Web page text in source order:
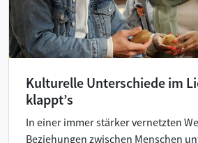
Kulturelle Unterschiede im
klappt’s
In einer immer stärker vernetzten
Beziehungen zwischen Menschen